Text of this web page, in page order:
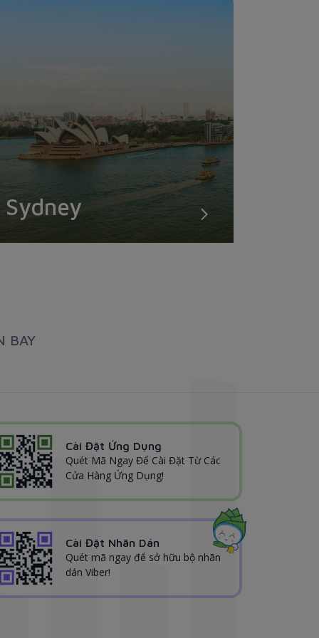
Sydney
BAY
Cài Đặt Ứng Dụng
Quét Mã Ngay Để Cài Đặt Từ Các
Cửa Hàng Ứng Dụng!
Cài Đặt Nhãn Dán
Quét mã ngay để sở hữu bộ nhãn
dán Viber!